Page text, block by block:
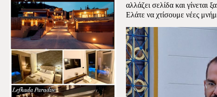
αλλάζει σελίδα και γίνεται
Ελάτε να χτίσουμε νέες